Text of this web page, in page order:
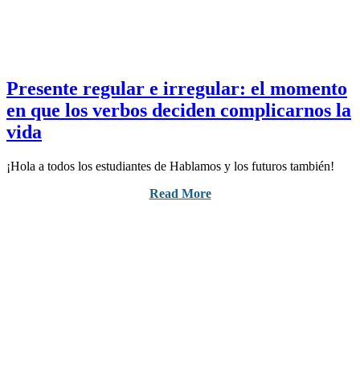
Presente regular e irregular: el momento
en que los verbos deciden complicarnos la
vida
¡Hola a todos los estudiantes de Hablamos y los futuros también!
Read More